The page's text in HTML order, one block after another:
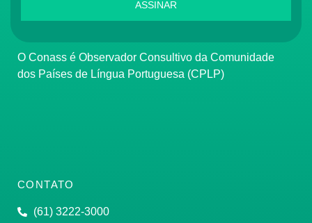
ASSINAR
O Conass é Observador Consultivo da Comunidade
dos Países de Língua Portuguesa (CPLP)
CONTATO
(61) 3222-3000